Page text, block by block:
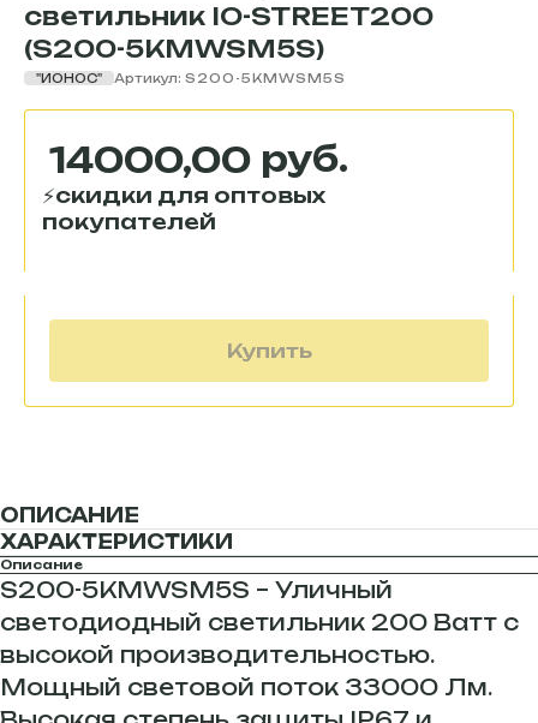
светильник IO-STREET200
(S200-5KMWSM5S)
"ИОНОС" Артикул: S200-5KMWSM5S
14000,00 руб.
Купить
ОПИСАНИЕ
ХАРАКТЕРИСТИКИ
Описание
S200-5KMWSM5S – Уличный
светодиодный светильник 200 Ватт c
высокой производительностью.
Мощный световой поток 33000 Лм.